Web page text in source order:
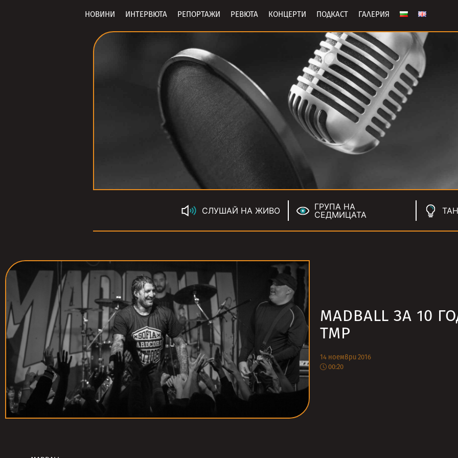
НОВИНИ ИНТЕРВЮТА РЕПОРТАЖИ РЕВЮТА КОНЦЕРТИ ПОДКАСТ ГАЛЕРИЯ
СЛУШАЙ НА ЖИВО
ГРУПА НА
СЕДМИЦАТА
MADBALL ЗА 10
ТМР
14 ноември 2016
00:20